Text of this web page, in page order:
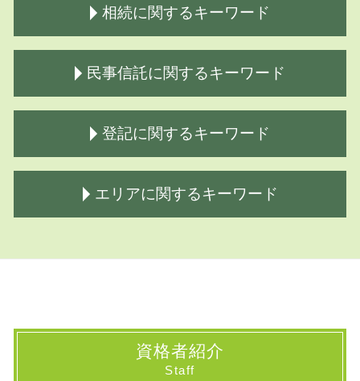
相続に関するキーワード
相続問題 相談
相続放棄手続き 司法書士
相続財産調査
相続手続き 法務局
相続とは わかりやすく
相続放棄手続き 必要書類
借金 相続どこまで
公正証書 遺言費用
不動産 相続方法
民事信託に関するキーワード
家族 信託 必要ない
商事信託 民事信託
民事信託契約 公正証書
家族 信託とは
民事信託 家族信託
民事信託契約 公正証書遺言
家族信託 司法書士
登記に関するキーワード
法人 登記
登記 謄本
所有権移転 登記費用
土地 登記簿謄本
エリアに関するキーワード
民事信託 国分寺市 司法書士
相続 国分寺市 司法書士
民事信託 国立市 司法書士
資格者紹介
Staff